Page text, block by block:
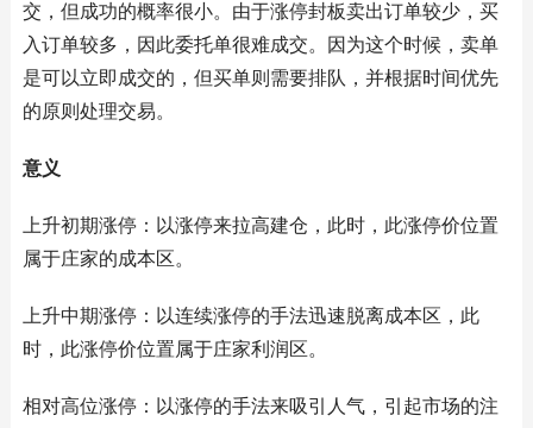
交，但成功的概率很小。由于涨停封板卖出订单较少，买
入订单较多，因此委托单很难成交。因为这个时候，卖单
是可以立即成交的，但买单则需要排队，并根据时间优先
的原则处理交易。
意义
上升初期涨停：以涨停来拉高建仓，此时，此涨停价位置
属于庄家的成本区。
上升中期涨停：以连续涨停的手法迅速脱离成本区，此
时，此涨停价位置属于庄家利润区。
相对高位涨停：以涨停的手法来吸引人气，引起市场的注